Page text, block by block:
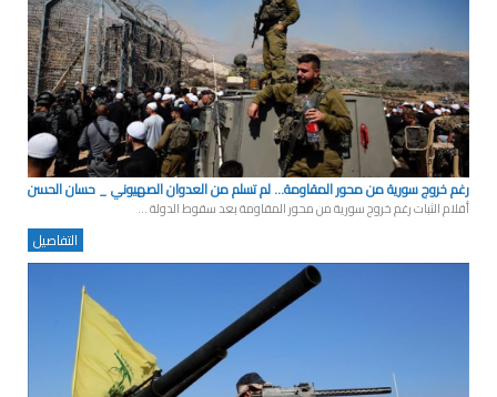
رغم خروج سورية من محور المقاومة... لم تسلم من العدوان الصهيوني _ حسان الحسن
أقلام الثبات رغم خروج سورية من محور المقاومة بعد سقوط الدولة ...
التفاصيل